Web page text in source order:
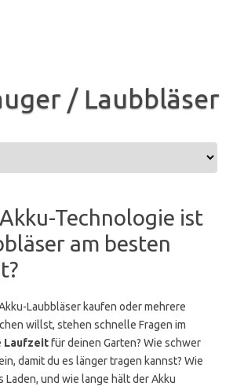
/ Laubbläser
Technologie ist
am besten
Laubbläser kaufen oder mehrere
willst, stehen schnelle Fragen im
Laufzeitfür deinen Garten? Wie schwer
damit du es länger tragen kannst? Wie
Laden, und wie lange hält der Akku